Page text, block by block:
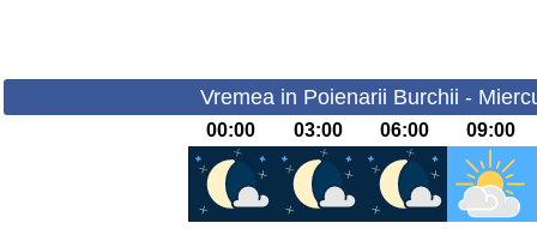
Vremea in Poienarii Burchii -
00:00 03:00 06:00 09:00